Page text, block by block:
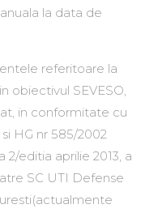
la data de
referitoare la
obiectivul SEVESO,
in conformitate cu
HG nr 585/2002
editia aprilie 2013, a
SC UTI Defense